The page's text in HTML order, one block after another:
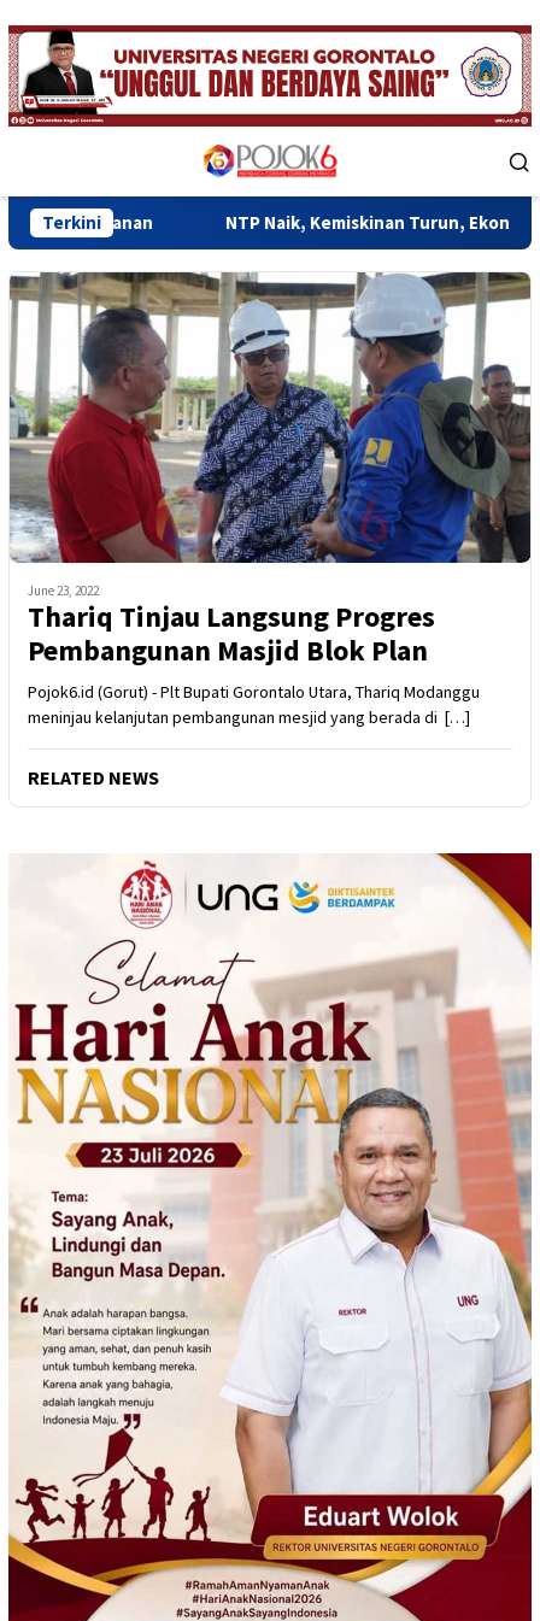
Skip
to
content
Menu
TerkiniNTP Naik, Kemiskinan Turun, Ekonomi Gorontalo
June 23, 2022
Thariq Tinjau Langsung Progres
Pembangunan Masjid Blok Plan
Pojok6.id (Gorut) - Plt Bupati Gorontalo Utara, Thariq Modanggu
meninjau kelanjutan pembangunan mesjid yang berada di […]
RELATED NEWS